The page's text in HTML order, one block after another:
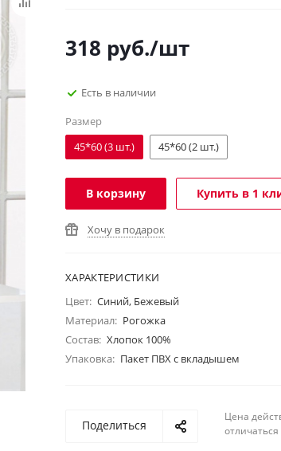
318 руб./шт
Есть в наличии
Размер
45*60 (3 шт.)
45*60 (2 шт.)
В корзину Купить в 1
Хочу в подарок
ХАРАКТЕРИСТИКИ
Цвет: Синий, Бежевый
Материал: Рогожка
Состав: Хлопок 100%
Упаковка: Пакет ПВХ с вкладышем
Поделиться
Цена